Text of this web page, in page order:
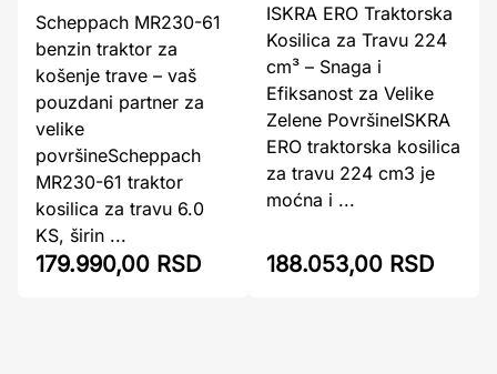
Scheppach MR230-61
benzin traktor za
košenje trave – vaš
pouzdani partner za
velike
površineScheppach
MR230-61 traktor
kosilica za travu 6.0
KS, širin ...
179.990,00 RSD
ISKRA ERO Traktorska
Kosilica za Travu 224
cm³ – Snaga i
Efiksanost za Velike
Zelene PovršineISKRA
ERO traktorska kosilica
za travu 224 cm3 je
moćna i ...
188.053,00 RSD